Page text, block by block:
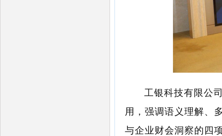
工银科技有限公
用，强调语义理解、
与企业财会洞察的四